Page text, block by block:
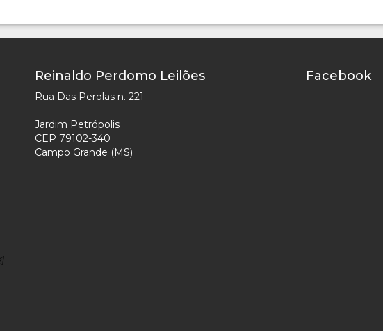
Reinaldo Perdomo Leilões
Rua Das Perolas n. 221
Jardim Petrópolis
CEP 79102-340
Campo Grande (MS)
Facebook